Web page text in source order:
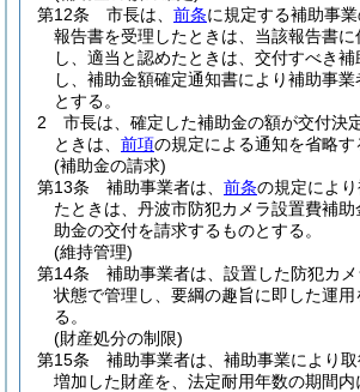
第12条
市長は、 前条に規定する補助事
報告書を受理したときは、当該報告書に
し、適当と認めたときは、交付すべき
し、補助金額確定通知書により補助事
とする。
2
市長は、確定した補助金の額が交付決
ときは、 前項の規定による通知を省略す
(補助金の請求)
第13条
補助事業者は、 前条の規定によ
たときは、丹波市防犯カメラ設置費補
助金の交付を請求するものとする。
(維持管理)
第14条
補助事業者は、設置した防犯カ
状態で管理し、要綱の趣旨に即した運用
る。
(財産処分の制限)
第15条
補助事業者は、補助事業により
増加した財産を、法定耐用年数の期間